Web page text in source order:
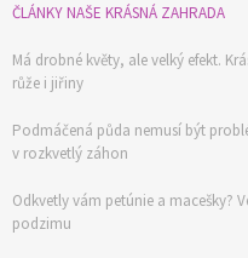
ČLÁNKY NAŠE KRÁSNÁ ZAHRADA
Má drobné květy, ale velký efekt.
růže i jiřiny
Podmáčená půda nemusí být
v rozkvetlý záhon
Odkvetly vám petúnie a macešky?
podzimu